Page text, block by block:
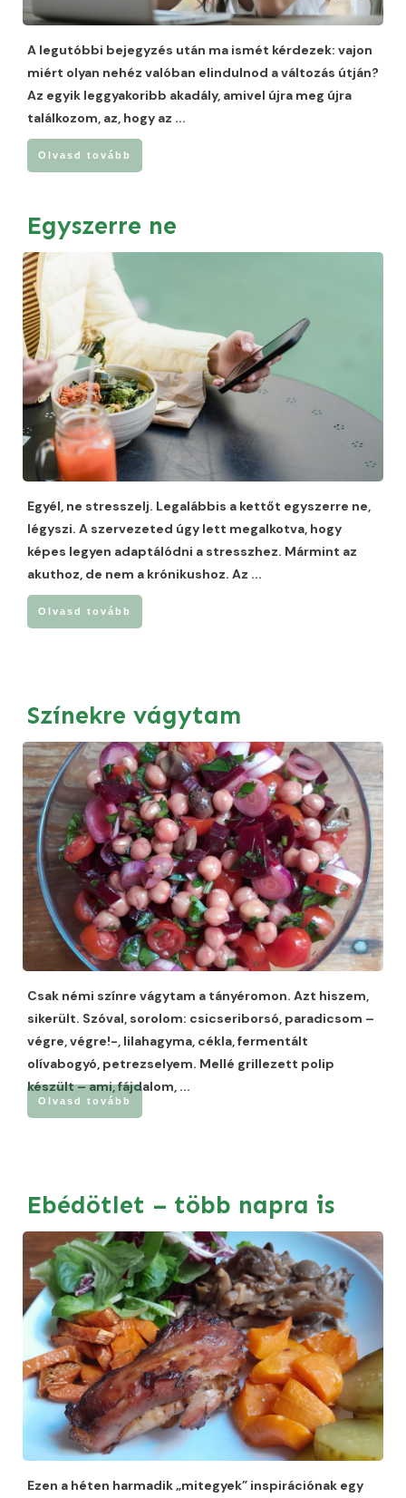
A legutóbbi bejegyzés után ma ismét kérdezek: vajon
miért olyan nehéz valóban elindulnod a változás útján?
Az egyik leggyakoribb akadály, amivel újra meg újra
találkozom, az, hogy az ...
Olvasd tovább
Egyszerre ne
Egyél, ne stresszelj. Legalábbis a kettőt egyszerre ne,
légyszi. A szervezeted úgy lett megalkotva, hogy
képes legyen adaptálódni a stresszhez. Mármint az
akuthoz, de nem a krónikushoz. Az ...
Olvasd tovább
Színekre vágytam
Csak némi színre vágytam a tányéromon. Azt hiszem,
sikerült. Szóval, sorolom: csicseriborsó, paradicsom –
végre, végre!-, lilahagyma, cékla, fermentált
olívabogyó, petrezselyem. Mellé grillezett polip
készült – ami, fájdalom, ...
Olvasd tovább
Ebédötlet – több napra is
Ezen a héten harmadik „mitegyek” inspirációnak egy